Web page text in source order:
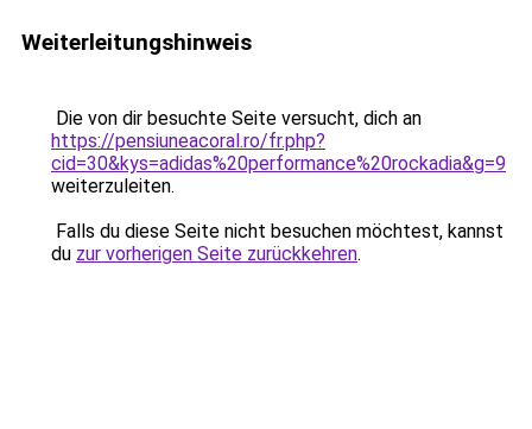
Weiterleitungshinweis
Die von dir besuchte Seite versucht, dich an
https://pensiuneacoral.ro/fr.php?
cid=30&kys=adidas%20performance%20rockadia&g=9
weiterzuleiten.
Falls du diese Seite nicht besuchen möchtest, kannst
du zur vorherigen Seite zurückkehren.